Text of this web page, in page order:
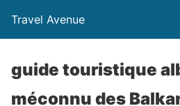
Travel Avenue
guide touristique
méconnu des